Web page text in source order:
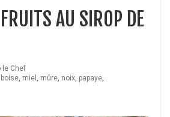
AU SIROP DE
le Chef
, miel , mûre, noix, papaye,